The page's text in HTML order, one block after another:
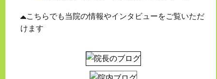
こちらでも当院の情報やインタビューをご覧いただ
けます